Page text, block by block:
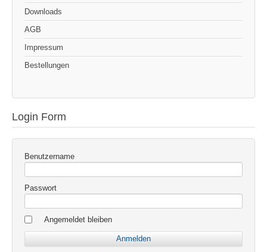
Downloads
AGB
Impressum
Bestellungen
Login Form
Benutzername
Passwort
Angemeldet bleiben